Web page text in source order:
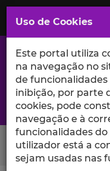
Saltar
para
Conteúdo
Principal
A excelência da
Search Button
Uso de Cookies
Este portal utiliza
na navegação no
de funcionalidades
inibição, por parte
cookies, pode
navegação e à
funcionalidades
utilizador está a
sejam usadas nas